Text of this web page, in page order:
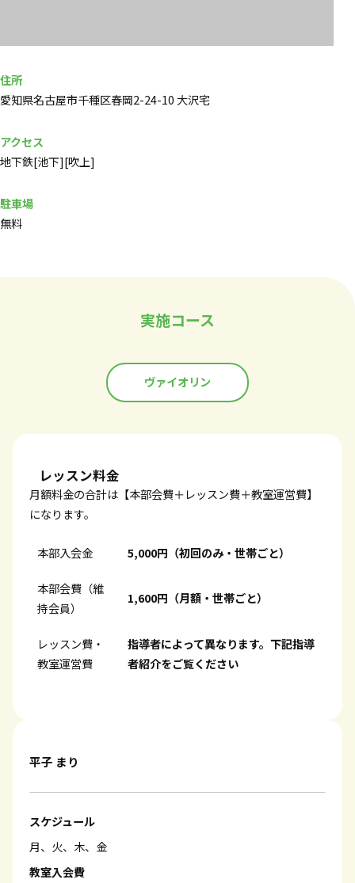
住所
愛知県名古屋市千種区春岡2-24-10 大沢宅
アクセス
地下鉄[池下][吹上]
駐車場
無料
実施コース
ヴァイオリン
レッスン料金
月額料金の合計は【本部会費＋レッスン費＋教室運営費】
になります。
本部入会金 5,000円（初回のみ・世帯ごと）
本部会費（維
持会員）
1,600円（月額・世帯ごと）
レッスン費・
教室運営費
指導者によって異なります。下記指導
者紹介をご覧ください
平子 まり
スケジュール
月、火、木、金
教室入会費